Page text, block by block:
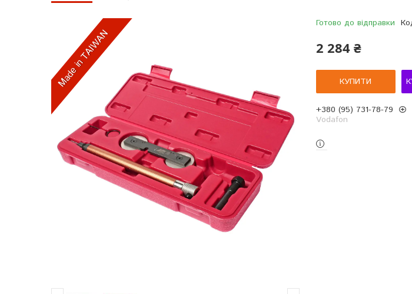
Made in TAIWAN
Готово до відправки
2 284 ₴
КУПИТИ
+380 (95) 731-78-79
Vodafon